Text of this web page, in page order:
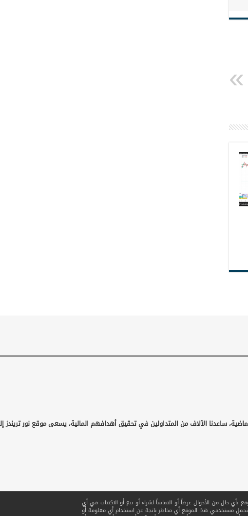
ساعدنا الآلاف من المتداولين في تحقيق أهدافهم المالية، يسعى موقع نور تريندز
بأي حال من الأحوال عرضاً أو التماساً لشراء أو بيع أو الاكتتاب في أي
مستخدمي هذا الموقع أي مخاطر ناتجة عن استخدام أي معلومة أو